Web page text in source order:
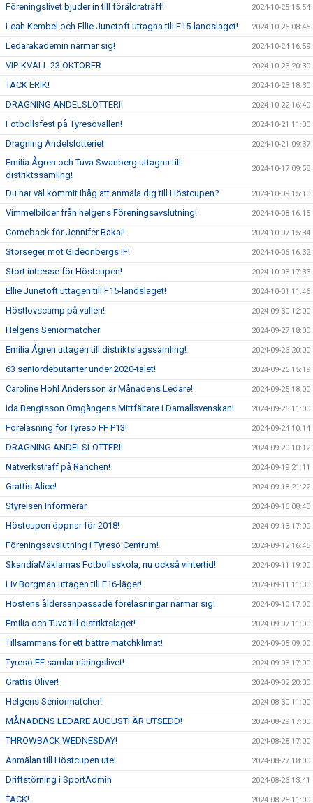
Föreningslivet bjuder in till föräldraträff! 2024-10-25 15:54
Leah Kembel och Ellie Junetoft uttagna till F15-landslaget! 2024-10-25 08:45
Ledarakademin närmar sig! 2024-10-24 16:59
VIP-KVÄLL 23 OKTOBER 2024-10-23 20:30
TACK ERIK! 2024-10-23 18:30
DRAGNING ANDELSLOTTERI! 2024-10-22 16:40
Fotbollsfest på Tyresövallen! 2024-10-21 11:00
Dragning Andelslotteriet 2024-10-21 09:37
Emilia Ågren och Tuva Swanberg uttagna till
distriktssamling!
2024-10-17 09:58
Du har väl kommit ihåg att anmäla dig till Höstcupen? 2024-10-09 15:10
Vimmelbilder från helgens Föreningsavslutning! 2024-10-08 16:15
Comeback för Jennifer Bakai! 2024-10-07 15:34
Storseger mot Gideonbergs IF! 2024-10-06 16:32
Stort intresse för Höstcupen! 2024-10-03 17:33
Ellie Junetoft uttagen till F15-landslaget! 2024-10-01 11:46
Höstlovscamp på vallen! 2024-09-30 12:00
Helgens Seniormatcher 2024-09-27 18:00
Emilia Ågren uttagen till distriktslagssamling! 2024-09-26 20:00
63 seniordebutanter under 2020-talet! 2024-09-26 15:19
Caroline Hohl Andersson är Månadens Ledare! 2024-09-25 18:00
Ida Bengtsson Omgångens Mittfältare i Damallsvenskan! 2024-09-25 11:00
Föreläsning för Tyresö FF P13! 2024-09-24 10:14
DRAGNING ANDELSLOTTERI! 2024-09-20 10:12
Nätverksträff på Ranchen! 2024-09-19 21:11
Grattis Alice! 2024-09-18 21:22
Styrelsen Informerar 2024-09-16 08:40
Höstcupen öppnar för 2018! 2024-09-13 17:00
Föreningsavslutning i Tyresö Centrum! 2024-09-12 16:45
SkandiaMäklarnas Fotbollsskola, nu också vintertid! 2024-09-11 19:00
Liv Borgman uttagen till F16-läger! 2024-09-11 11:30
Höstens åldersanpassade föreläsningar närmar sig! 2024-09-10 17:00
Emilia och Tuva till distriktslaget! 2024-09-07 11:00
Tillsammans för ett bättre matchklimat! 2024-09-05 09:00
Tyresö FF samlar näringslivet! 2024-09-03 17:00
Grattis Oliver! 2024-09-02 20:30
Helgens Seniormatcher! 2024-08-30 11:00
MÅNADENS LEDARE AUGUSTI ÄR UTSEDD! 2024-08-29 17:00
THROWBACK WEDNESDAY! 2024-08-28 17:00
Anmälan till Höstcupen ute! 2024-08-27 18:00
Driftstörning i SportAdmin 2024-08-26 13:41
TACK! 2024-08-25 11:00